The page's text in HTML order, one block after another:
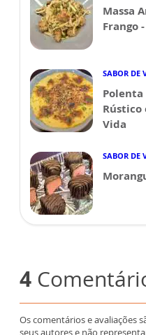
Massa
Frango
SABOR DE
Polenta
Rústico
Vida
SABOR DE
4
Os comentários e avaliações
seus autores e não